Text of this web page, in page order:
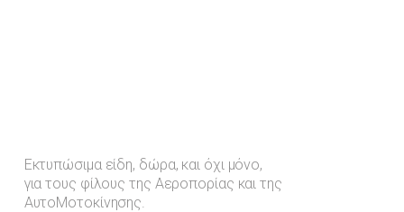
Εκτυπώσιμα είδη, δώρα, και όχι μόνο,
για τους φίλους της Αεροπορίας και της
ΑυτοΜοτοκίνησης.